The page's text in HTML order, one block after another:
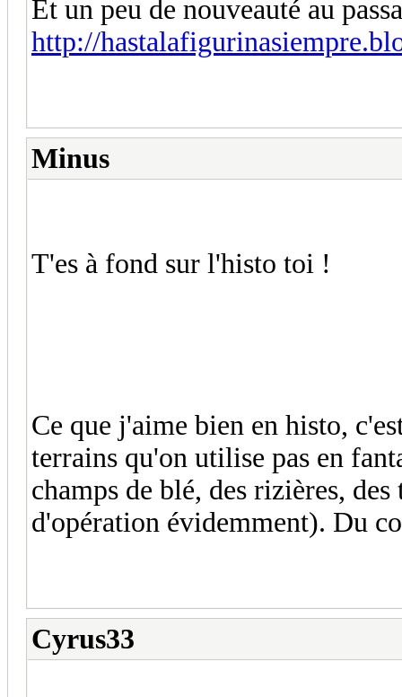
Et un peu de nouveauté au
http://
Minus
T'es à fond sur l'histo toi !
Ce que j'aime bien en histo,
terrains qu'on utilise pas en
champs de blé, des rizières,
d'opération évidemment). Du
Cyrus33